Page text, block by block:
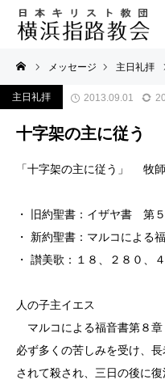
メッセージ 主日礼拝
主日礼拝 2013.09.01
十字架の主に従う
「十字架の主に従う」 牧
・ 旧約聖書：イザヤ書 第
・ 新約聖書：マルコによ
・ 讃美歌：１８、２８０、
人の子主イエス
マルコによる福音書第８章
必ず多くの苦しみを受け、
されて殺され、三日の後に